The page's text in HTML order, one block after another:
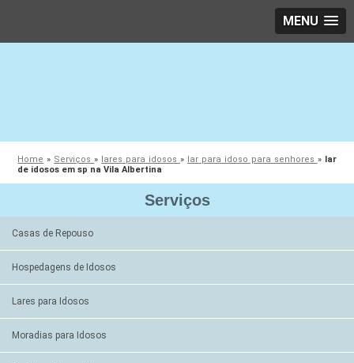
MENU
Home » Serviços» lares para idosos» lar para idoso para senhores » lar
de idosos em sp na Vila Albertina
Serviços
Casas de Repouso
Hospedagens de Idosos
Lares para Idosos
Moradias para Idosos